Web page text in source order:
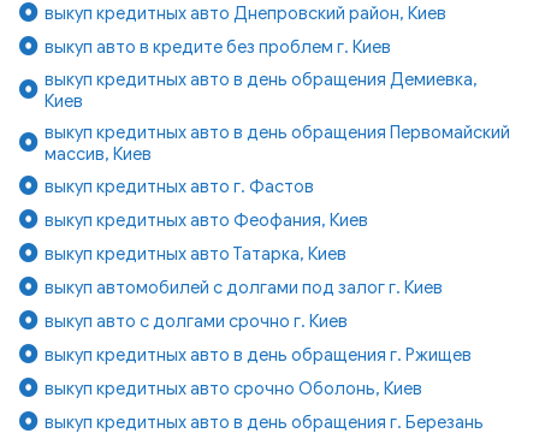
выкуп кредитных авто Днепровский район, Киев
выкуп авто в кредите без проблем г. Киев
выкуп кредитных авто в день обращения Демиевка,
Киев
выкуп кредитных авто в день обращения Первомайский
массив, Киев
выкуп кредитных авто г. Фастов
выкуп кредитных авто Феофания, Киев
выкуп кредитных авто Татарка, Киев
выкуп автомобилей с долгами под залог г. Киев
выкуп авто с долгами срочно г. Киев
выкуп кредитных авто в день обращения г. Ржищев
выкуп кредитных авто срочно Оболонь, Киев
выкуп кредитных авто в день обращения г. Березань